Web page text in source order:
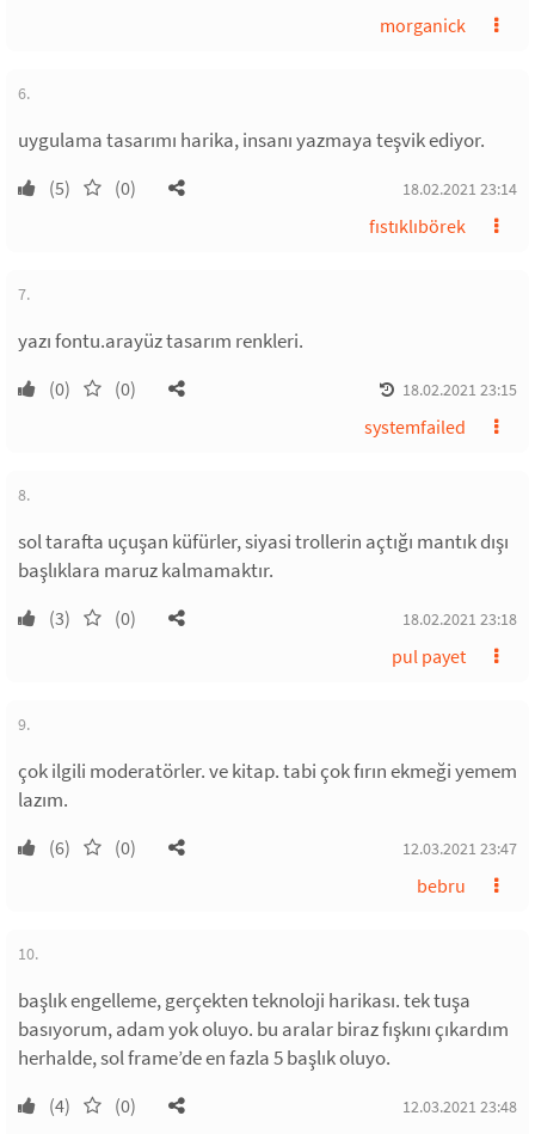
morganick
6.
uygulama tasarımı harika, insanı yazmaya teşvik ediyor.
(5) (0) 18.02.2021 23:14
fıstıklıbörek
7.
yazı fontu.arayüz tasarım renkleri.
(0) (0) 18.02.2021 23:15
systemfailed
8.
sol tarafta uçuşan küfürler, siyasi trollerin açtığı mantık dışı
başlıklara maruz kalmamaktır.
(3) (0) 18.02.2021 23:18
pul payet
9.
çok ilgili moderatörler. ve kitap. tabi çok fırın ekmeği yemem
lazım.
(6) (0) 12.03.2021 23:47
bebru
10.
başlık engelleme, gerçekten teknoloji harikası. tek tuşa
basıyorum, adam yok oluyo. bu aralar biraz fışkını çıkardım
herhalde, sol frame’de en fazla 5 başlık oluyo.
(4) (0) 12.03.2021 23:48